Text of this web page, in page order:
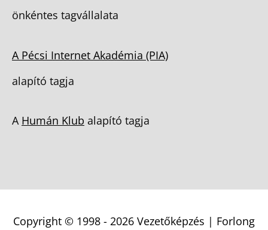
önkéntes tagvállalata
A Pécsi Internet Akadémia (PIA)
alapító tagja
A Humán Klub alapító tagja
Copyright © 1998 - 2026 Vezetőképzés | Forlong